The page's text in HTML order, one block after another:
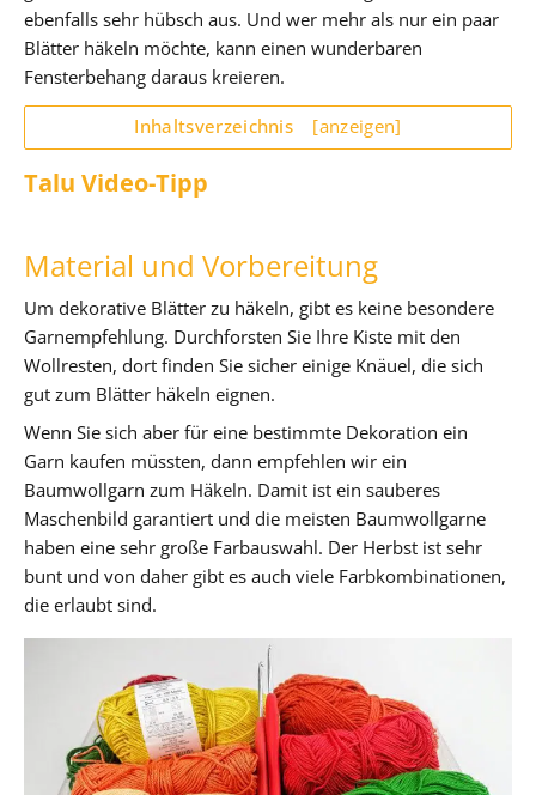
ebenfalls sehr hübsch aus. Und wer mehr als nur ein paar
Blätter häkeln möchte, kann einen wunderbaren
Fensterbehang daraus kreieren.
Inhaltsverzeichnis [anzeigen]
Talu Video-Tipp
Material und Vorbereitung
Um dekorative Blätter zu häkeln, gibt es keine besondere
Garnempfehlung. Durchforsten Sie Ihre Kiste mit den
Wollresten, dort finden Sie sicher einige Knäuel, die sich
gut zum Blätter häkeln eignen.
Wenn Sie sich aber für eine bestimmte Dekoration ein
Garn kaufen müssten, dann empfehlen wir ein
Baumwollgarn zum Häkeln. Damit ist ein sauberes
Maschenbild garantiert und die meisten Baumwollgarne
haben eine sehr große Farbauswahl. Der Herbst ist sehr
bunt und von daher gibt es auch viele Farbkombinationen,
die erlaubt sind.